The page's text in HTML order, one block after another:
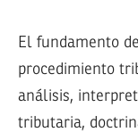
El fundamento
procedimiento
análisis,
tributaria,